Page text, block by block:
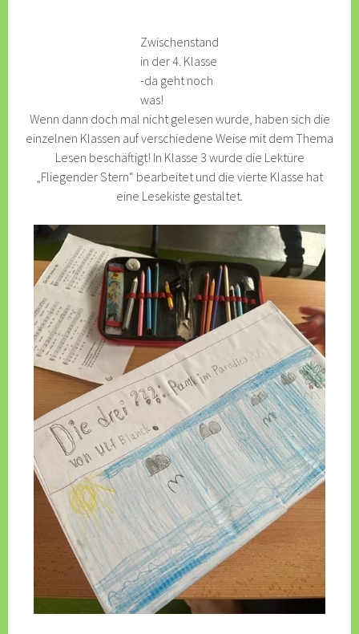
Zwischenstand
in der 4. Klasse
-da geht noch
was!
Wenn dann doch mal nicht gelesen wurde, haben sich die
einzelnen Klassen auf verschiedene Weise mit dem Thema
Lesen beschäftigt! In Klasse 3 wurde die Lektüre
„Fliegender Stern“ bearbeitet und die vierte Klasse hat
eine Lesekiste gestaltet.